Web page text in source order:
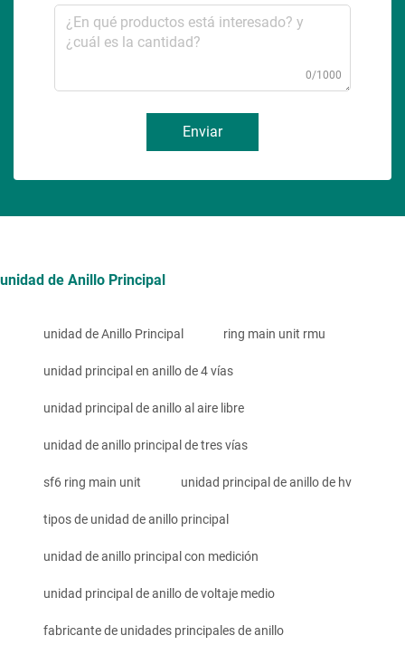
0/1000
Enviar
unidad de Anillo Principal
unidad de Anillo Principal ring main unit rmu
unidad principal en anillo de 4 vías
unidad principal de anillo al aire libre
unidad de anillo principal de tres vías
sf6 ring main unit unidad principal de anillo de hv
tipos de unidad de anillo principal
unidad de anillo principal con medición
unidad principal de anillo de voltaje medio
fabricante de unidades principales de anillo